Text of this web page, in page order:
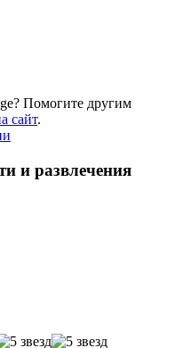
Помогите другим
сайт.
и развлечения